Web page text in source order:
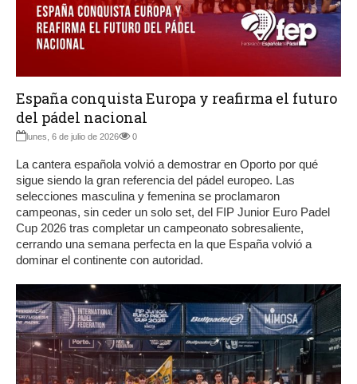
España conquista Europa y reafirma el futuro
del pádel nacional
lunes, 6 de julio de 2026 0
La cantera española volvió a demostrar en Oporto por qué
sigue siendo la gran referencia del pádel europeo. Las
selecciones masculina y femenina se proclamaron
campeonas, sin ceder un solo set, del FIP Junior Euro Padel
Cup 2026 tras completar un campeonato sobresaliente,
cerrando una semana perfecta en la que España volvió a
dominar el continente con autoridad.